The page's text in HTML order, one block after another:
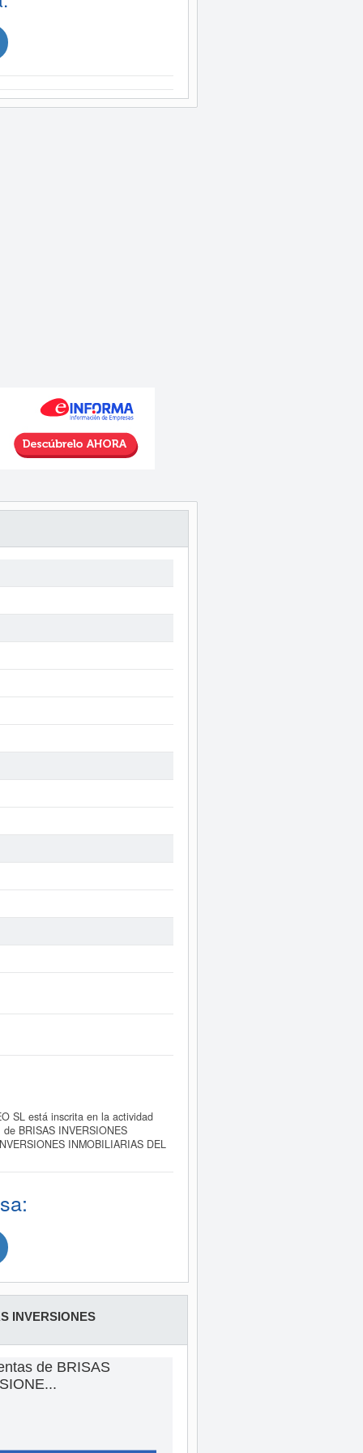
SL está inscrita en la actividad
BRISAS INVERSIONES
INMOBILIARIAS DEL
INVERSIONES
de BRISAS